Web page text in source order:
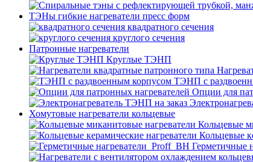
ТЭНы гибкие нагреватели пресс форм
квадратного сечения
круглого сечения
Патронные нагреватели
Круглые ТЭНП
ТЭНП с
Опции для
Хомутовые нагреватели кольцевые
Кольцевые
Кольцевые
Герметичные